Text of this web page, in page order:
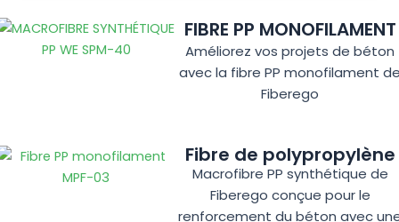
FIBRE PP MONOFILAMENT
Améliorez vos projets de béton
avec la fibre PP monofilament
Fiberego
Fibre de polypropylène
Macrofibre PP synthétique de
Fiberego conçue pour le
renforcement du béton avec